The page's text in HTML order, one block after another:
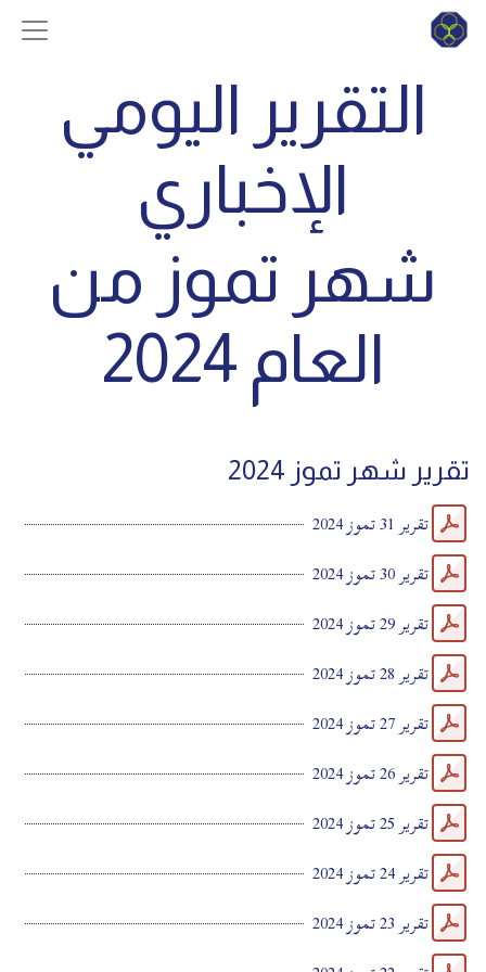
التقرير اليومي
الإخباري
شهر تموز من
العام 2024
تقرير شهر تموز 2024
تقرير 31 تموز 2024
تقرير 30 تموز 2024
تقرير 29 تموز 2024
تقرير 28 تموز 2024
تقرير 27 تموز 2024
تقرير 26 تموز 2024
تقرير 25 تموز 2024
تقرير 24 تموز 2024
تقرير 23 تموز 2024